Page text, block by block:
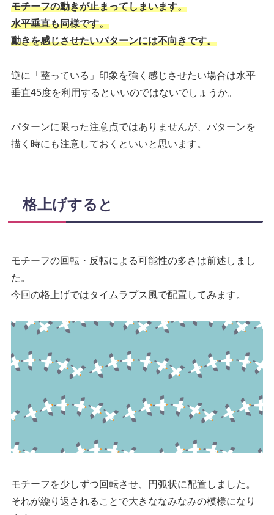
モチーフの動きが止まってしまいます。
水平垂直も同様です。
動きを感じさせたいパターンには不向きです。
逆に「整っている」印象を強く感じさせたい場合は水平
垂直45度を利用するといいのではないでしょうか。
パターンに限った注意点ではありませんが、パターンを
描く時にも注意しておくといいと思います。
格上げすると
モチーフの回転・反転による可能性の多さは前述しまし
た。
今回の格上げではタイムラプス風で配置してみます。
モチーフを少しずつ回転させ、円弧状に配置しました。
それが繰り返されることで大きななみなみの模様になり